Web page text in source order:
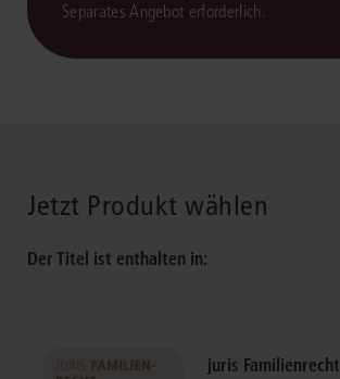
Separates Angebot erforderlich.
Jetzt Produkt wählen
Der Titel ist enthalten in:
juris Familienrecht